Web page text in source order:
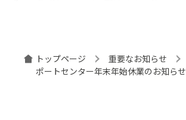
トップページ 重要なお知らせ
ポートセンター年末年始休業のお知らせ